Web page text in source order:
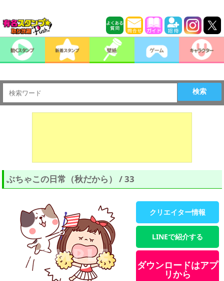
検索
ぶちゃこの日常（秋だから） / 33
クリエイター情報
LINEで紹介する
ダウンロードはアプ
リから